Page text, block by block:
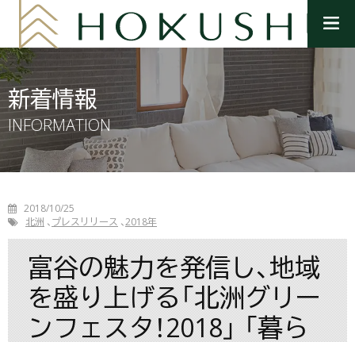
ニ
く
新着情報
INFORMATION
2018/10/25
北洲
プレスリリース 2018年
富谷の魅力を発信し、地域
を盛り上げる「北洲グリー
ンフェスタ！2018」 「暮ら